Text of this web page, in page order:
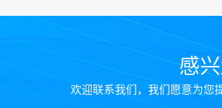
感
欢迎联系我们，我们愿意为您